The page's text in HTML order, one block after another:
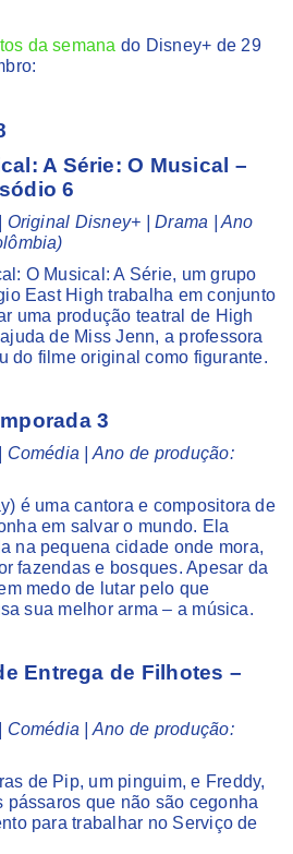
da semana do Disney+ de 29
A Série: O Musical –
6
Original Disney+ | Drama | Ano
O Musical: A Série, um grupo
East High trabalha em conjunto
uma produção teatral de High
de Miss Jenn, a professora
do filme original como figurante.
3
Comédia | Ano de produção:
é uma cantora e compositora de
em salvar o mundo. Ela
na pequena cidade onde mora,
fazendas e bosques. Apesar da
medo de lutar pelo que
sua melhor arma – a música.
Entrega de Filhotes –
Comédia | Ano de produção:
de Pip, um pinguim, e Freddy,
pássaros que não são cegonha
para trabalhar no Serviço de